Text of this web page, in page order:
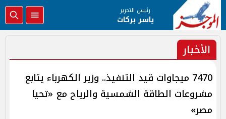
رئيس التحرير
ياسر بركات
الأخبار
7470 ميجاوات قيد التنفيذ.. وزير الكهرباء يتابع
مشروعات الطاقة الشمسية والرياح مع «تحيا
مصر»